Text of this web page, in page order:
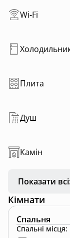
Wi-Fi
Плита
Душ
Камін
Показати
Кімнати
Спальня
Спальні місця: